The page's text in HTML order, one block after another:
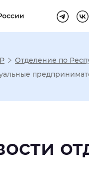
засечек
Отделение по